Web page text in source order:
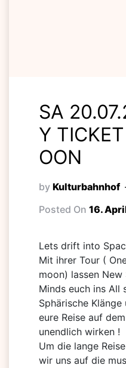
SA
Y
OON
by Kulturbahnhof
Posted On 16.
Lets drift into
Mit ihrer Tour (
moon) lassen New
Minds euch ins All
Sphärische
eure Reise auf
unendlich wirken !
Um die lange
wir uns auf die